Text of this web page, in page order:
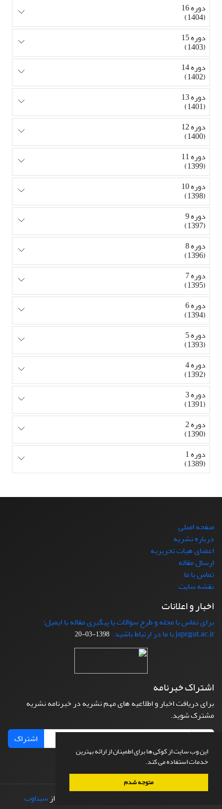
این وب سایت از کوکی ها برای اطمینان از ارائه بهترین
خدمات استفاده می کند.
متوجه شدم
دوره 16
(1404)
دوره 15
(1403)
دوره 14
(1402)
دوره 13
(1401)
دوره 12
(1400)
دوره 11
(1399)
دوره 10
(1398)
دوره 9
(1397)
دوره 8
(1396)
دوره 7
(1395)
دوره 6
(1394)
دوره 5
(1393)
دوره 4
(1392)
دوره 3
(1391)
دوره 2
(1390)
دوره 1
(1389)
صفحه اصلی
درباره نشریه
اعضای هیات تحریریه
ارسال مقاله
تماس با ما
نقشه سایت
اخبار و اعلانات
برای تماس با مجله و طرح سوالات یا پیگیری مقاله با ایمیل:
japr@ut.ac.ir با ما در ارتباط باشید.
1398-03-20
اشتراک خبرنامه
برای دریافت اخبار و اطلاعیه های مهم نشریه در خبرنامه نشریه
مشترک شوید.
اشتراک
طراحی و پیاده سازی ازسیناوب